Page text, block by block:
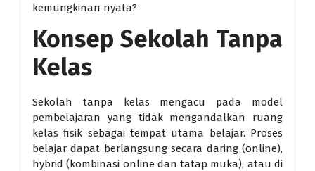
kemungkinan nyata?
Konsep Sekolah Tanpa
Kelas
Sekolah tanpa kelas mengacu pada model
pembelajaran yang tidak mengandalkan ruang
kelas fisik sebagai tempat utama belajar. Proses
belajar dapat berlangsung secara daring (online),
hybrid (kombinasi online dan tatap muka), atau di